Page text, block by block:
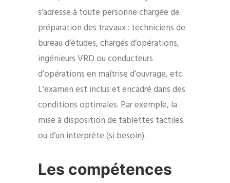
s’adresse à toute personne chargée de
préparation des travaux : techniciens de
bureau d’études, chargés d’opérations,
ingénieurs VRD ou conducteurs
d’opérations en maîtrise d’ouvrage, etc.
L’examen est inclus et encadré dans des
conditions optimales. Par exemple, la
mise à disposition de tablettes tactiles
ou d’un interprète (si besoin).
Les compétences